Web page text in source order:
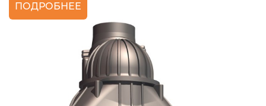
ПОДРОБНЕЕ